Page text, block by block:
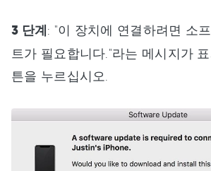
3 단계: "이 장치에 연결하려면 소
트가 필요합니다."라는 메시지가
튼을 누르십시오.